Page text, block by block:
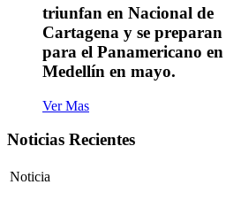
triunfan en Nacional de
Cartagena y se preparan
para el Panamericano en
Medellín en mayo.
Ver Mas
Noticias Recientes
Noticia